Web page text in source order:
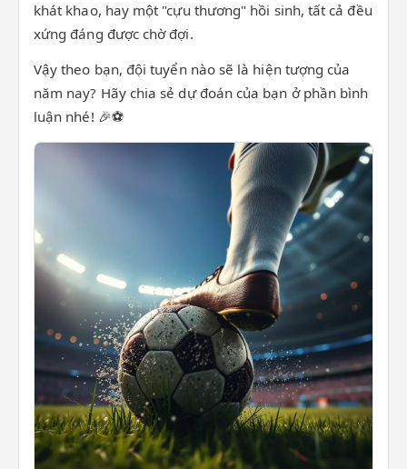
khát khao, hay một "cựu thương" hồi sinh, tất cả đều
xứng đáng được chờ đợi.
Vậy theo bạn, đội tuyển nào sẽ là hiện tượng của
năm nay? Hãy chia sẻ dự đoán của bạn ở phần bình
luận nhé! 🎉⚽